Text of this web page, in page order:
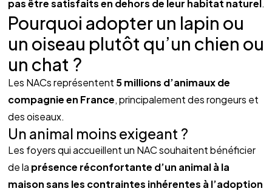
pas être satisfaits en dehors de leur habitat naturel
Pourquoi adopter un lapin ou
un oiseau plutôt qu’un chien ou
un chat ?
Les NACs représentent 5 millions d’animaux de
compagnie en France, principalement des rongeurs et
des oiseaux.
Un animal moins exigeant ?
Les foyers qui accueillent un NAC souhaitent bénéficier
de la présence réconfortante d’un animal à la
maison sans les contraintes inhérentes à l’adoption